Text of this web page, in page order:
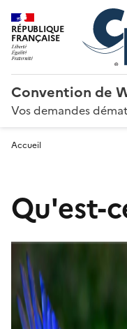
RÉPUBLIQUE
FRANÇAISE
Convention de
Vos demandes
Accueil
Qu'est-